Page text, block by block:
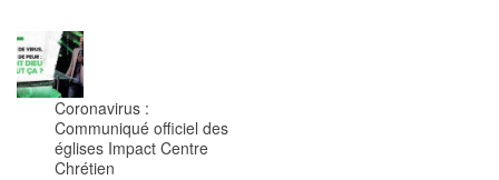
Coronavirus :
Communiqué officiel des
églises Impact Centre
Chrétien